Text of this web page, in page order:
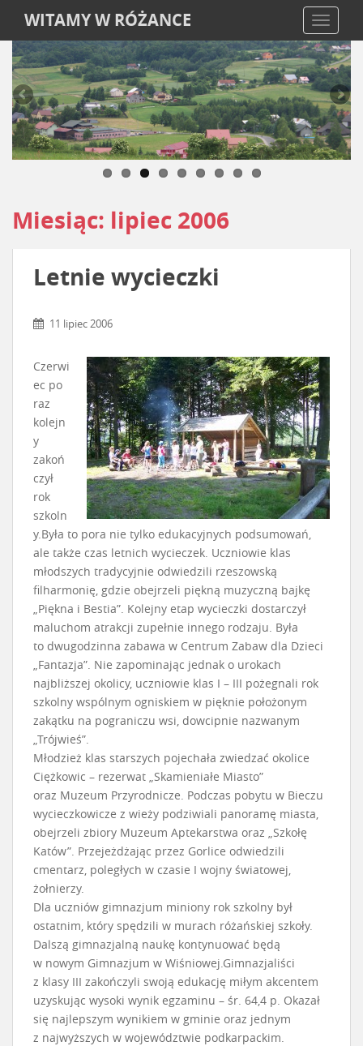
WITAMY W RÓŻANCE
Miesiąc: lipiec 2006
Letnie wycieczki
11 lipiec 2006
Czerwi
ec po
raz
kolejn
y
zakoń
czył
rok
szkoln
y.Była to pora nie tylko edukacyjnych podsumowań,
ale także czas letnich wycieczek. Uczniowie klas
młodszych tradycyjnie odwiedzili rzeszowską
filharmonię, gdzie obejrzeli piękną muzyczną bajkę
„Piękna i Bestia”. Kolejny etap wycieczki dostarczył
maluchom atrakcji zupełnie innego rodzaju. Była
to dwugodzinna zabawa w Centrum Zabaw dla Dzieci
„Fantazja”. Nie zapominając jednak o urokach
najbliższej okolicy, uczniowie klas I – III pożegnali rok
szkolny wspólnym ogniskiem w pięknie położonym
zakątku na pograniczu wsi, dowcipnie nazwanym
„Trójwieś”.
Młodzież klas starszych pojechała zwiedzać okolice
Ciężkowic – rezerwat „Skamieniałe Miasto”
oraz Muzeum Przyrodnicze. Podczas pobytu w Bieczu
wycieczkowicze z wieży podziwiali panoramę miasta,
obejrzeli zbiory Muzeum Aptekarstwa oraz „Szkołę
Katów”. Przejeżdżając przez Gorlice odwiedzili
cmentarz, poległych w czasie I wojny światowej,
żołnierzy.
Dla uczniów gimnazjum miniony rok szkolny był
ostatnim, który spędzili w murach różańskiej szkoły.
Dalszą gimnazjalną naukę kontynuować będą
w nowym Gimnazjum w Wiśniowej.Gimnazjaliści
z klasy III zakończyli swoją edukację miłym akcentem
uzyskując wysoki wynik egzaminu – śr. 64,4 p. Okazał
się najlepszym wynikiem w gminie oraz jednym
z najwyższych w województwie podkarpackim.